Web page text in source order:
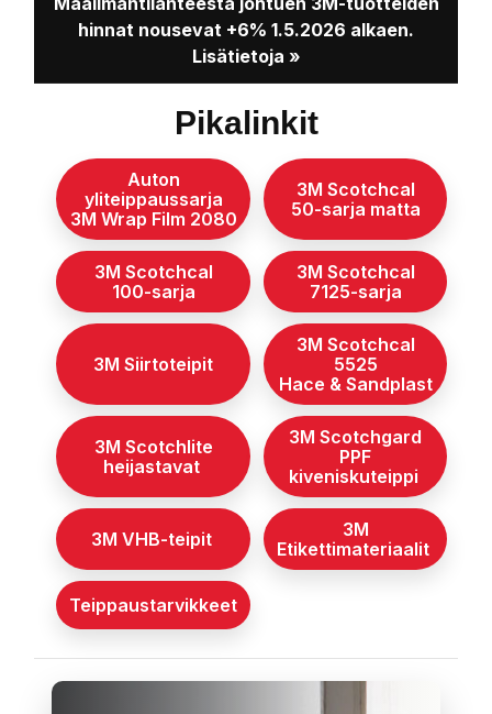
hinnat nousevat +6% 1.5.2026 alkaen.
Lisätietoja »
Pikalinkit
Auton
yliteippaussarja
3M Wrap Film 2080
3M Scotchcal
50-sarja matta
3M Scotchcal
100-sarja
3M Scotchcal
7125-sarja
3M Siirtoteipit
3M Scotchcal
5525
Hace & Sandplast
3M Scotchlite
heijastavat
3M Scotchgard
PPF
kiveniskuteippi
3M VHB-teipit
3M
Etikettimateriaalit
Teippaustarvikkeet